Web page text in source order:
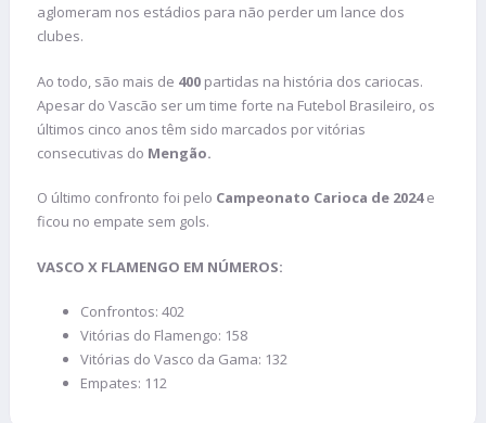
aglomeram nos estádios para não perder um lance dos
clubes.
Ao todo, são mais de 400 partidas na história dos cariocas.
Apesar do Vascão ser um time forte na Futebol Brasileiro, os
últimos cinco anos têm sido marcados por vitórias
consecutivas do Mengão.
O último confronto foi pelo Campeonato Carioca de 2024e
ficou no empate sem gols.
VASCO X FLAMENGO EM NÚMEROS:
Confrontos: 402
Vitórias do Flamengo: 158
Vitórias do Vasco da Gama: 132
Empates: 112